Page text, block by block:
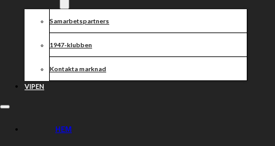
Samarbetspartners
1947-klubben
Kontakta marknad
VIPEN
HEM
Kontinuitet och förtroende är nycklar till framgång.
Därför är vi extra glada över att få förtroendet att även